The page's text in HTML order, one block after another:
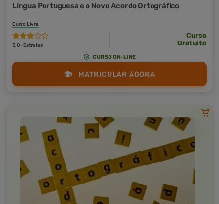
Língua Portuguesa e o Novo Acordo Ortográfico
Curso Livre
3,0 · Estrelas
Curso
Gratuito
CURSO ON-LINE
MATRICULAR AGORA